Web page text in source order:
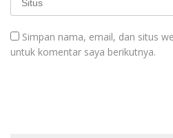
Simpan nama, email, dan situs
untuk komentar saya berikutnya.